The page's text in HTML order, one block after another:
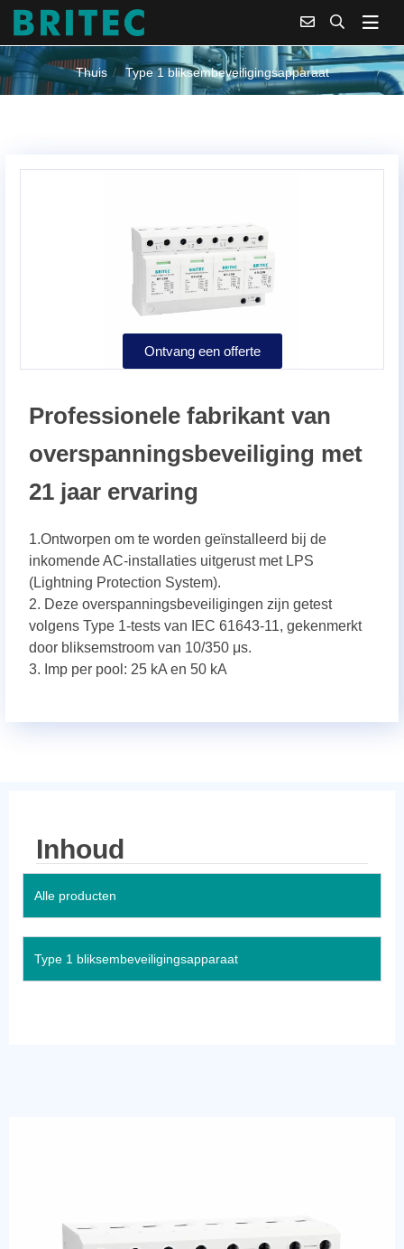
TYPE 1 BLIKSEMBEVEILIGINGSAPPARAAT
Thuis Type 1 bliksembeveiligingsapparaat
Ontvang een offerte
Professionele fabrikant van
overspanningsbeveiliging met
21 jaar ervaring
1.Ontworpen om te worden geïnstalleerd bij de
inkomende AC-installaties uitgerust met LPS
(Lightning Protection System).
2. Deze overspanningsbeveiligingen zijn getest
volgens Type 1-tests van IEC 61643-11, gekenmerkt
door bliksemstroom van 10/350 μs.
3. Imp per pool: 25 kA en 50 kA
Inhoud